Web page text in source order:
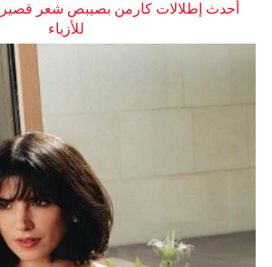
أحدث إطلالات كارمن بصيبص شعر قصير
للأزياء